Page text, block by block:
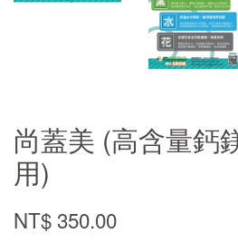
尚蓋美 (高含量鈣
用)
NT$ 350.00